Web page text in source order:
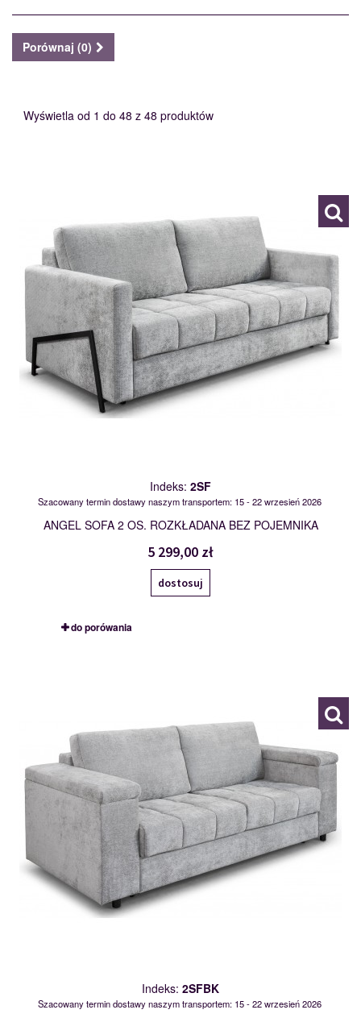
Porównaj (0)
Wyświetla od 1 do 48 z 48 produktów
Indeks: 2SF
Szacowany termin dostawy naszym transportem: 15 - 22 wrzesień 2026
ANGEL SOFA 2 OS. ROZKŁADANA BEZ POJEMNIKA
5 299,00 zł
dostosuj
do porówania
Indeks: 2SFBK
Szacowany termin dostawy naszym transportem: 15 - 22 wrzesień 2026